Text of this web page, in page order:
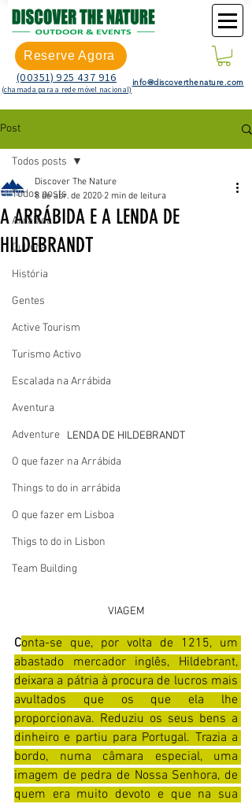
Reserve Agora
(00351) 925 437 916
(chamada para a rede móvel nacional)
info@discoverthenature.com
Post
Todos posts
Arrábida
Cultura
História
Gentes
Active Tourism
Turismo Activo
Escalada na Arrábida
Aventura
Adventure
O que fazer na Arrábida
Things to do in arrábida
O que fazer em Lisboa
Thigs to do in Lisbon
Team Building
Todos posts
A ARRÁBIDA E A LENDA DE
HILDEBRANDT
Discover The Nature
8 de abr. de 2020 2 min de leitura
LENDA DE HILDEBRANDT
VIAGEM
Conta-se que, por volta de 1215, um
abastado mercador inglês, Hildebrant,
deixara a pátria à procura de lucros mais
avultados que os que ela lhe
proporcionava. Reduziu os seus bens a
dinheiro e partiu para Portugal. Trazia a
bordo, numa câmara especial, uma
imagem de pedra de Nossa Senhora, de
quem era muito devoto e que na sua